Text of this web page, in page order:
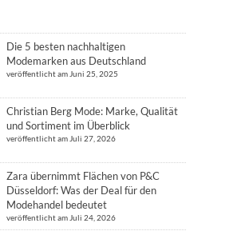
Die 5 besten nachhaltigen
Modemarken aus Deutschland
veröffentlicht am Juni 25, 2025
Christian Berg Mode: Marke, Qualität
und Sortiment im Überblick
veröffentlicht am Juli 27, 2026
Zara übernimmt Flächen von P&C
Düsseldorf: Was der Deal für den
Modehandel bedeutet
veröffentlicht am Juli 24, 2026